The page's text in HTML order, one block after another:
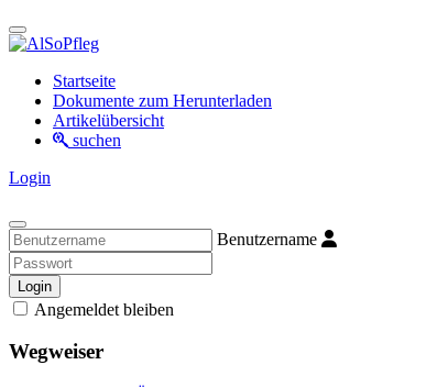
Startseite
Dokumente zum Herunterladen
Artikelübersicht
suchen
Login
Benutzername
Login
Angemeldet bleiben
Wegweiser